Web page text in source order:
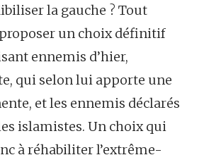
la gauche ? Tout
un choix définitif
ennemis d’hier,
qui selon lui apporte une
et les ennemis déclarés
islamistes. Un choix qui
à réhabiliter l’extrême-